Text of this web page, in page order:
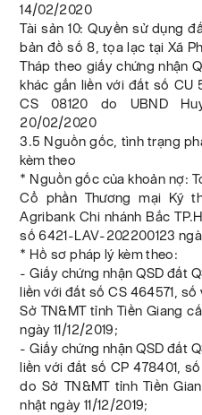
14/02/2020
Tài sản 10: Quyền sử dụng
bản đồ số 8, tọa lạc tại Xã
Tháp theo giấy chứng nhận
khác gắn liền với đất số CU
CS 08120 do UBND
20/02/2020
3.5 Nguồn gốc, tình trạng
kèm theo
* Nguồn gốc của khoản nợ:
Cổ phần Thương mại Kỹ
Agribank Chi nhánh Bắc
số 6421-LAV-202200123
* Hồ sơ pháp lý kèm theo:
- Giấy chứng nhận QSD đất
liền với đất số CS 464571, số
Sở TN&MT tỉnh Tiền Giang
ngày 11/12/2019;
- Giấy chứng nhận QSD đất
liền với đất số CP 478401,
do Sở TN&MT tỉnh Tiền
nhật ngày 11/12/2019;